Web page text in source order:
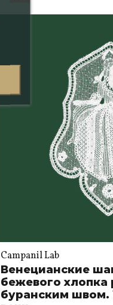
Campanil Lab
Венецианские
бежевого хлопка
буранским швом.